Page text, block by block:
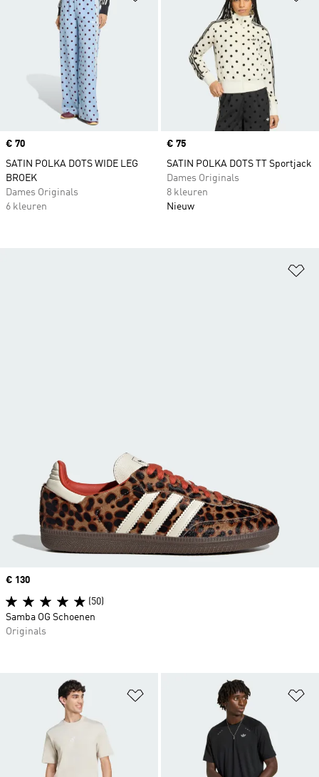
Price
€ 70
SATIN POLKA DOTS WIDE LEG
BROEK
Dames Originals
6 kleuren
Price
€ 75
SATIN POLKA DOTS TT Sportjack
Dames Originals
8 kleuren
Nieuw
Op verlanglijst zetten
Price
€ 130
(50)
Samba OG Schoenen
Originals